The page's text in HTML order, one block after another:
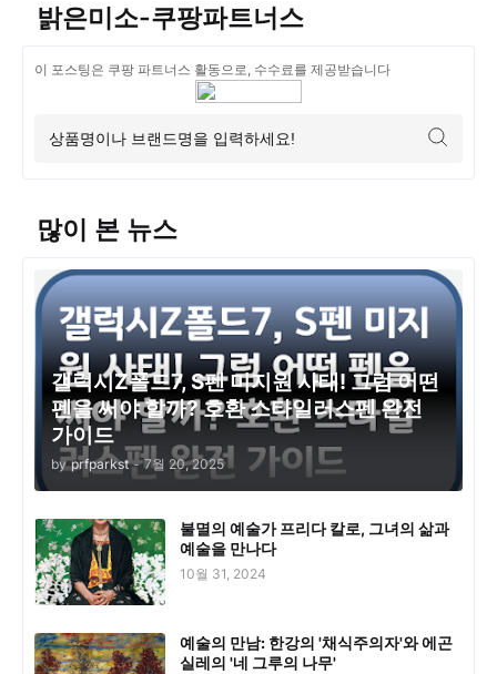
밝은미소-쿠팡파트너스
이 포스팅은 쿠팡 파트너스 활동으로, 수수료를 제공받습니다
많이 본 뉴스
갤럭시Z폴드7, S펜 미지원 사태! 그럼 어떤
펜을 써야 할까? 호환 스타일러스펜 완전
가이드
by prfparkst - 7월 20, 2025
불멸의 예술가 프리다 칼로, 그녀의 삶과
예술을 만나다
10월 31, 2024
예술의 만남: 한강의 '채식주의자'와 에곤
실레의 '네 그루의 나무'